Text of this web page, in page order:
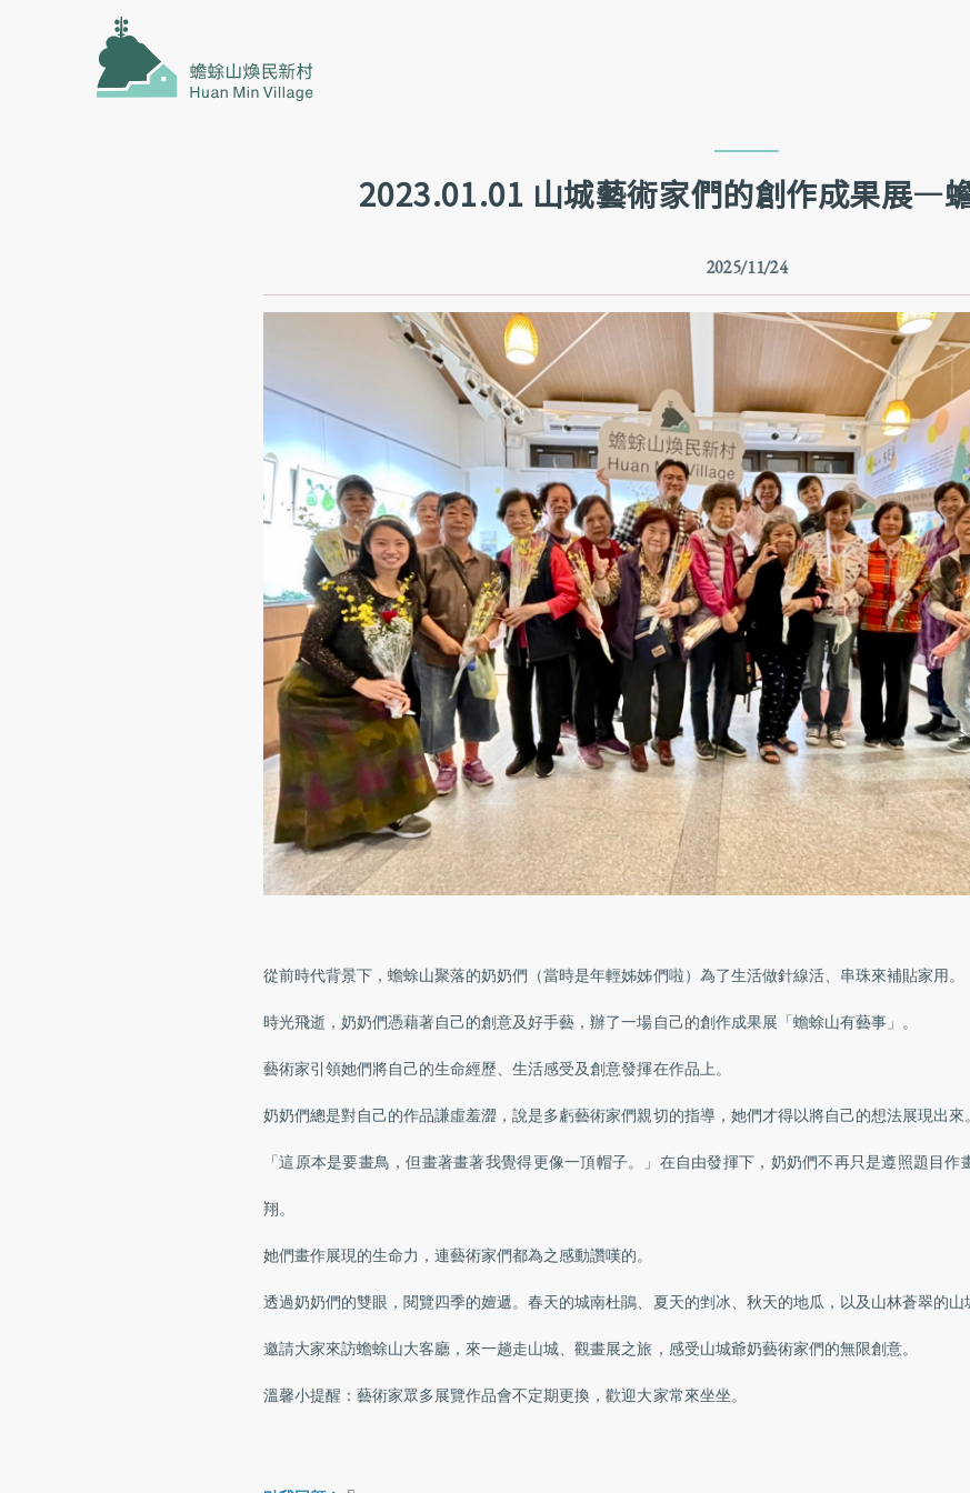
2023.01.01 山城藝術家們的創作成果展—
2025/11/24
從前時代背景下，蟾蜍山聚落的奶奶們（當時是年輕姊姊們啦）為了生活做針線活、串珠來補貼家用。
時光飛逝，奶奶們憑藉著自己的創意及好手藝，辦了一場自己的創作成果展「蟾蜍山有藝事」。
藝術家引領她們將自己的生命經歷、生活感受及創意發揮在作品上。
奶奶們總是對自己的作品謙虛羞澀，說是多虧藝術家們親切的指導，她們才得以將自己的想法展現出來。
「這原本是要畫鳥，但畫著畫著我覺得更像一頂帽子。」在自由發揮下，奶奶們不再只是遵照題目
翔。
她們畫作展現的生命力，連藝術家們都為之感動讚嘆的。
透過奶奶們的雙眼，閱覽四季的嬗遞。春天的城南杜鵑、夏天的剉冰、秋天的地瓜，以及山林蒼翠的山
邀請大家來訪蟾蜍山大客廳，來一趟走山城、觀畫展之旅，感受山城爺奶藝術家們的無限創意。
溫馨小提醒：藝術家眾多展覽作品會不定期更換，歡迎大家常來坐坐。